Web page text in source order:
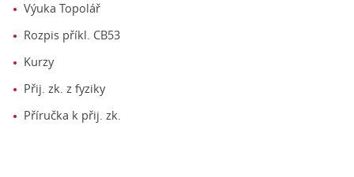
Výuka Topolář
Rozpis příkl. CB53
Kurzy
Přij. zk. z fyziky
Příručka k přij. zk.